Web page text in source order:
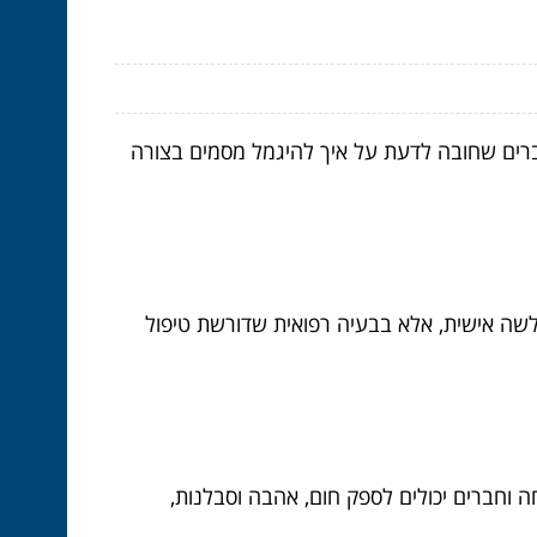
שחובה לדעת על איך להיגמל מסמים בצורה
אישית, אלא בבעיה רפואית שדורשת טיפול
יכולים לספק חום, אהבה וסבלנות,